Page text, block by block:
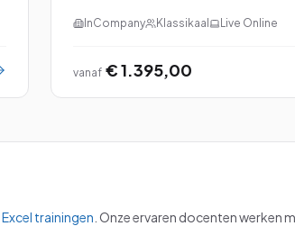
onze cursus Excel met VBA (Visual
InCompany Klassikaal Live Online
vanaf € 1.395,00
Excel trainingen Onze ervaren docenten werken